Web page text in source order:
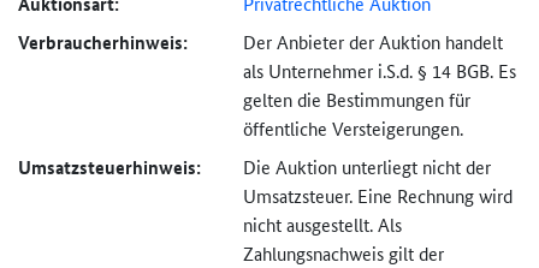
Verbraucher­hinweis:
Der Anbieter der Auktion handelt
als Unternehmer i.S.d. § 14 BGB. Es
gelten die Bestimmungen für
öffentliche Versteigerungen.
Umsatzsteuer­hinweis:
Die Auktion unterliegt nicht der
Umsatzsteuer. Eine Rechnung wird
nicht ausgestellt. Als
Zahlungsnachweis gilt der